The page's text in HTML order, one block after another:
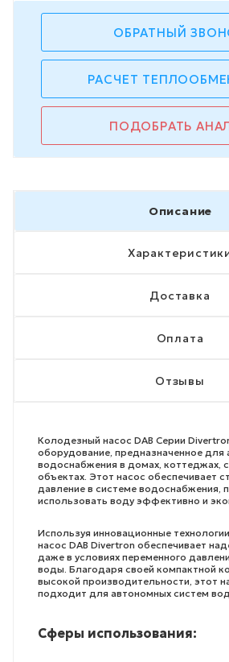
ОБРАТНЫЙ
РАСЧЕТ
ПОДОБРАТЬ
Описание
Доставка
Оплата
Отзывы
Колодезный насос DAB Серии
оборудование, предназначенное для
водоснабжения в домах, коттеджах,
объектах. Этот насос обеспечивает
давление в системе водоснабжения,
использовать воду эффективно и
Используя инновационные
насос DAB Divertron обеспечивает
даже в условиях переменного
воды. Благодаря своей компактной
высокой производительности, этот
подходит для автономных систем
Сферы использования: